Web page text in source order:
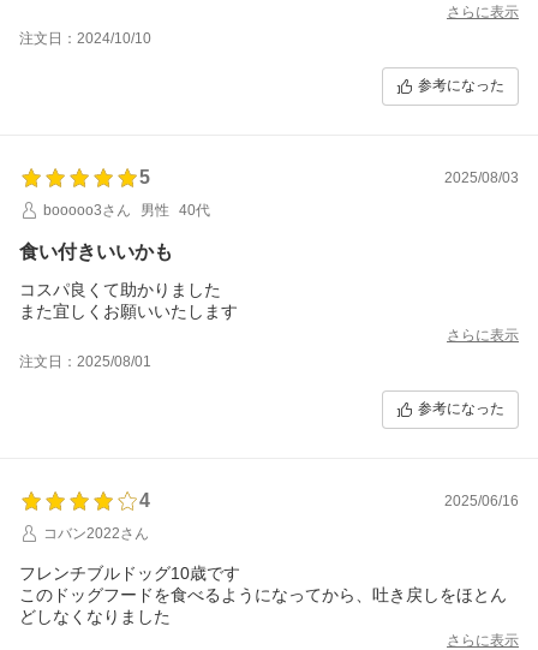
さらに表示
注文日：2024/10/10
参考になった
5
2025/08/03
booooo3さん
男性 40代
食い付きいいかも
コスパ良くて助かりました
また宜しくお願いいたします
さらに表示
注文日：2025/08/01
参考になった
4
2025/06/16
コバン2022さん
フレンチブルドッグ10歳です
このドッグフードを食べるようになってから、吐き戻しをほとん
どしなくなりました
さらに表示